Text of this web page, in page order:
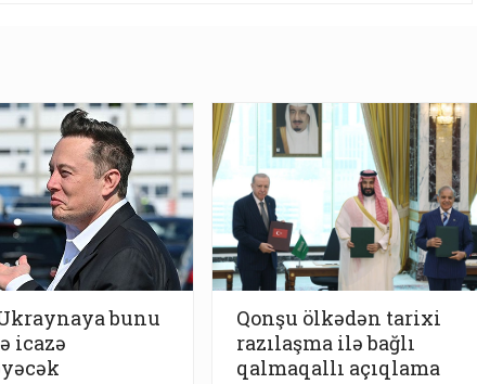
bunu
icazə
Qonşu ölkədən tarixi
razılaşma ilə bağlı
qalmaqallı açıqlama